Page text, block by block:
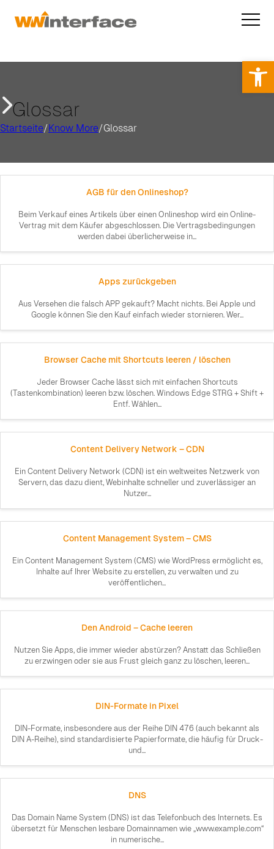
Glossar
Startseite/Know More/Glossar
AGB für den Onlineshop?
Beim Verkauf eines Artikels über einen Onlineshop wird ein Online-
Vertrag mit dem Käufer abgeschlossen. Die Vertragsbedingungen
werden dabei überlicherweise in...
Apps zurückgeben
Aus Versehen die falsch APP gekauft? Macht nichts. Bei Apple und
Google können Sie den Kauf einfach wieder stornieren. Wer...
Browser Cache mit Shortcuts leeren / löschen
Jeder Browser Cache lässt sich mit einfachen Shortcuts
(Tastenkombination) leeren bzw. löschen. Windows Edge STRG + Shift +
Entf. Wählen...
Content Delivery Network – CDN
Ein Content Delivery Network (CDN) ist ein weltweites Netzwerk von
Servern, das dazu dient, Webinhalte schneller und zuverlässiger an
Nutzer...
Content Management System – CMS
Ein Content Management System (CMS) wie WordPress ermöglicht es,
Inhalte auf Ihrer Website zu erstellen, zu verwalten und zu
veröffentlichen...
Den Android – Cache leeren
Nutzen Sie Apps, die immer wieder abstürzen? Anstatt das Schließen
zu erzwingen oder sie aus Frust gleich ganz zu löschen, leeren...
DIN-Formate in Pixel
DIN-Formate, insbesondere aus der Reihe DIN 476 (auch bekannt als
DIN A-Reihe), sind standardisierte Papierformate, die häufig für Druck-
und...
DNS
Das Domain Name System (DNS) ist das Telefonbuch des Internets. Es
übersetzt für Menschen lesbare Domainnamen wie „www.example.com“
in numerische...